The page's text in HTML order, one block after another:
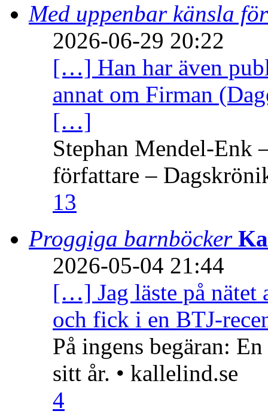
Med uppenbar känsla
2026-06-29 20:22
[…] Han har även
annat om Firman
[…]
Stephan Mendel-Enk
författare –
13
Proggiga barnböcker
2026-05-04 21:44
[…] Jag läste på nätet
och fick i en BTJ-
På ingens begäran:
sitt år. • kallelind.se
4